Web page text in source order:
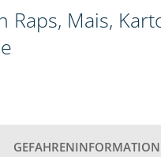
Mais,